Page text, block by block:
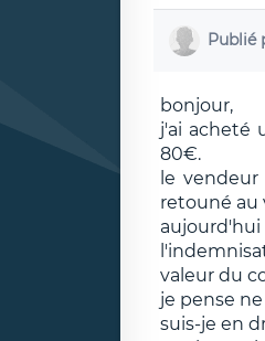
Publié
bonjour,
j'ai acheté
80€.
le
retouné au
valeur du
je pense
suis-je en